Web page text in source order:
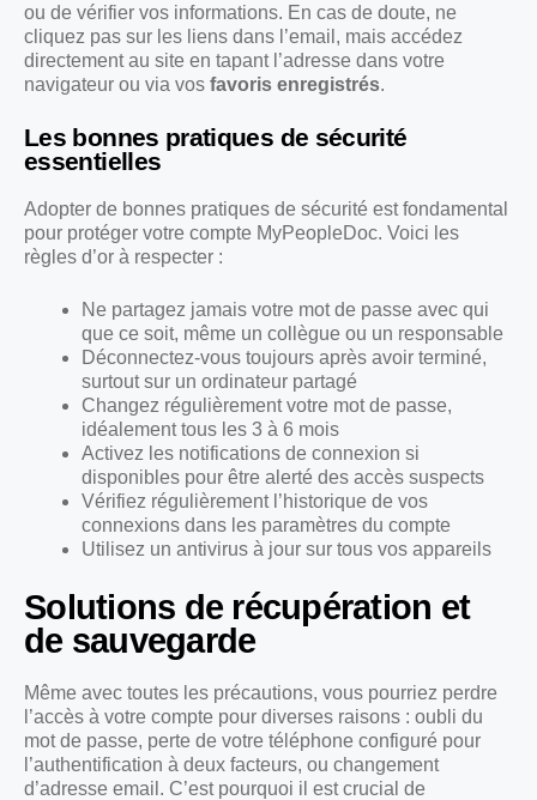
ou de vérifier vos informations. En cas de doute, ne
cliquez pas sur les liens dans l’email, mais accédez
directement au site en tapant l’adresse dans votre
navigateur ou via vos favoris enregistrés.
Les bonnes pratiques de sécurité
essentielles
Adopter de bonnes pratiques de sécurité est fondamental
pour protéger votre compte MyPeopleDoc. Voici les
règles d’or à respecter :
Ne partagez jamais votre mot de passe avec qui
que ce soit, même un collègue ou un responsable
Déconnectez-vous toujours après avoir terminé,
surtout sur un ordinateur partagé
Changez régulièrement votre mot de passe,
idéalement tous les 3 à 6 mois
Activez les notifications de connexion si
disponibles pour être alerté des accès suspects
Vérifiez régulièrement l’historique de vos
connexions dans les paramètres du compte
Utilisez un antivirus à jour sur tous vos appareils
Solutions de récupération et
de sauvegarde
Même avec toutes les précautions, vous pourriez perdre
l’accès à votre compte pour diverses raisons : oubli du
mot de passe, perte de votre téléphone configuré pour
l’authentification à deux facteurs, ou changement
d’adresse email. C’est pourquoi il est crucial de